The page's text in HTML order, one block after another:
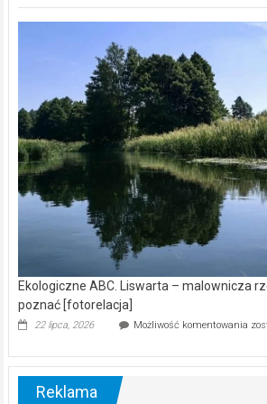
Ekologiczne ABC. Liswarta – malownicza
poznać [fotorelacja]
22 lipca, 2026 Możliwość komentowania
–
Reklama